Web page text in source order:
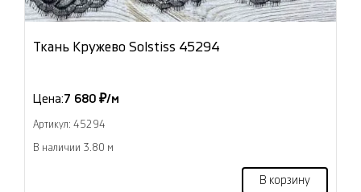
Ткань Кружево Solstiss 45294
Цена:7 680 ₽/м
Артикул: 45294
В наличии 3.80 м
В корзину